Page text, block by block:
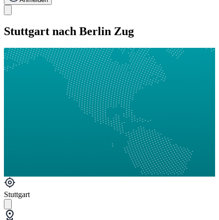
Stuttgart nach Berlin Zug
Stuttgart